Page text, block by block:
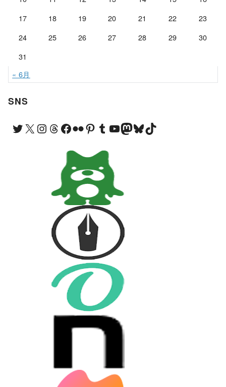
17
18 19 20 21 22
23
24
25 26 27 28 29
30
31
« 6月
SNS
Twitter X Instagram Threads Facebook Flickr Pinterest Tumblr YouTube Mastodon Bluesky TikTok